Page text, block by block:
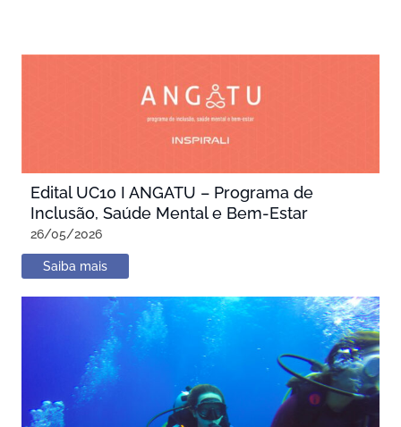
Edital UC10 I ANGATU – Programa de
Inclusão, Saúde Mental e Bem-Estar
26/05/2026
Saiba mais